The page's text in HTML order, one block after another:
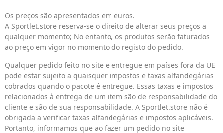
Os preços são apresentados em euros.
A Sportlet.store reserva-se o direito de alterar seus preços a
qualquer momento; No entanto, os produtos serão faturados
ao preço em vigor no momento do registo do pedido.
Qualquer pedido feito no site e entregue em países fora da UE
pode estar sujeito a quaisquer impostos e taxas alfandegárias
cobrados quando o pacote é entregue. Essas taxas e impostos
relacionados à entrega de um item são de responsabilidade do
cliente e são de sua responsabilidade. A Sportlet.store não é
obrigada a verificar taxas alfandegárias e impostos aplicáveis.
Portanto, informamos que ao fazer um pedido no site